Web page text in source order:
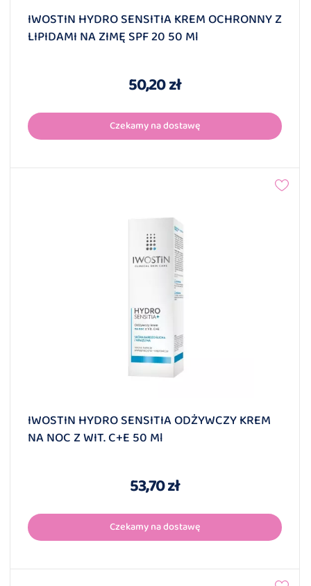
IWOSTIN HYDRO SENSITIA KREM OCHRONNY Z
LIPIDAMI NA ZIMĘ SPF 20 50 Ml
50,20 zł
Czekamy na dostawę
IWOSTIN HYDRO SENSITIA ODŻYWCZY KREM
NA NOC Z WIT. C+E 50 Ml
53,70 zł
Czekamy na dostawę